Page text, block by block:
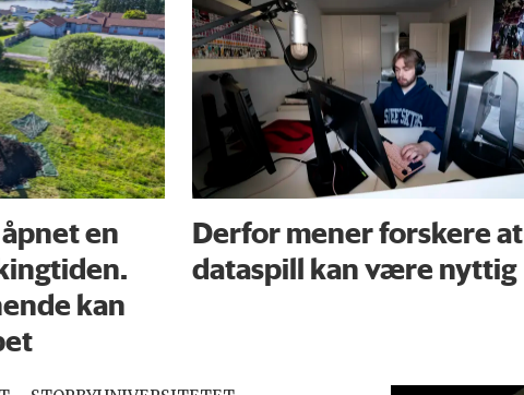
en
kan
Derfor mener forskere at
dataspill kan være nyttig